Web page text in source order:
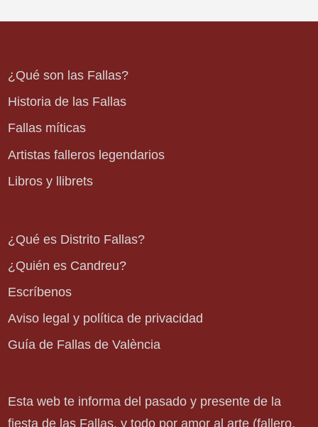
¿Qué son las Fallas?
Historia de las Fallas
Fallas míticas
Artistas falleros legendarios
Libros y llibrets
¿Qué es Distrito Fallas?
¿Quién es Candreu?
Escríbenos
Aviso legal y política de privacidad
Guía de Fallas de València
Esta web te informa del pasado y presente de la
fiesta de las Fallas, y todo por amor al arte (fallero,